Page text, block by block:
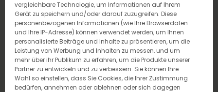
vergleichbare Technologie, um Informationen auf Ihrem
Gerät zu speichern und/oder darauf zuzugreifen. Diese
personenbezogenen Informationen (wie Ihre Browserdaten
und Ihre IP-Adresse) können verwendet werden, um Ihnen
personalisierte Beiträge und Inhalte zu präsentieren, um die
Leistung von Werbung und Inhalten zu messen, und um
mehr über ihr Publikum zu erfahren, um die Produkte unserer
Partner zu entwickeln und zu verbessern. Sie können Ihre
Wahl so einstellen, dass Sie Cookies, die Ihrer Zustimmung
bedürfen, annehmen oder ablehnen oder sich dagegen